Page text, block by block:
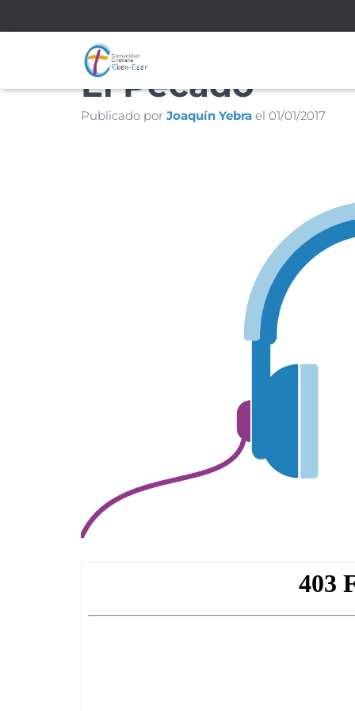
El Pecado
Publicado por Joaquín Yebra el 01/01/2017